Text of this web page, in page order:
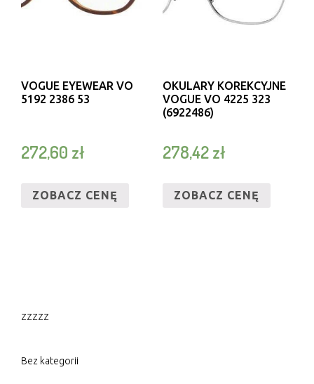
VOGUE EYEWEAR VO
5192 2386 53
272,60 zł
ZOBACZ CENĘ
OKULARY KOREKCYJNE
VOGUE VO 4225 323
(6922486)
278,42zł
ZOBACZ CENĘ
zzzzz
Bez kategorii